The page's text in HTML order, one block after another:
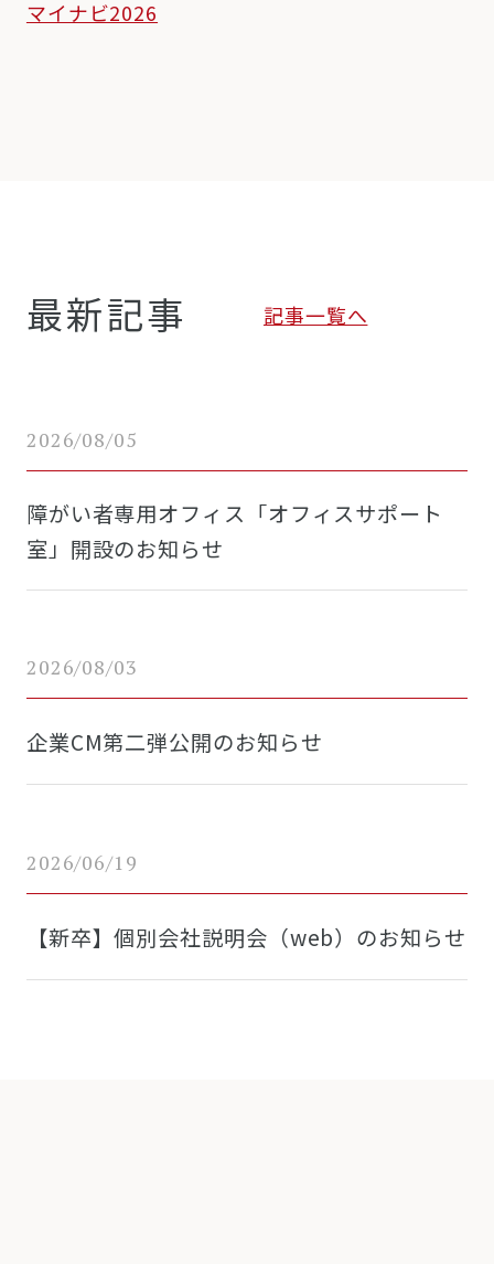
マイナビ2026
最新記事 記事一覧へ
2026/08/05
障がい者専用オフィス「オフィスサポート
室」開設のお知らせ
2026/08/03
企業CM第二弾公開のお知らせ
2026/06/19
【新卒】個別会社説明会（web）のお知らせ